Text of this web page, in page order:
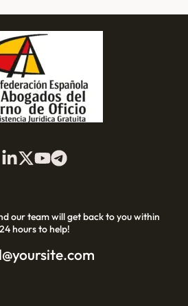
our team will get back to you within
24 hours to help!